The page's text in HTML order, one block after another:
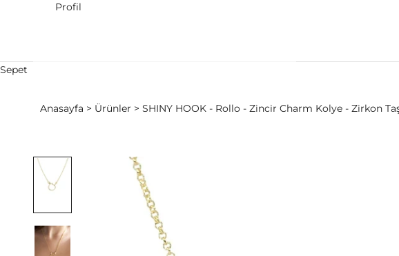
Profil
Sepet
Anasayfa
Ürünler SHINY HOOK - Rollo - Zincir Charm Kolye - Zirkon